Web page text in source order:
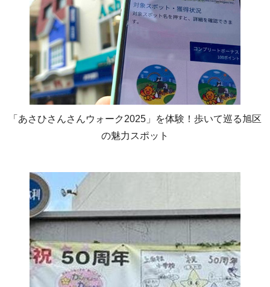
「あさひさんさんウォーク2025」を体験！歩いて巡る旭区
の魅力スポット